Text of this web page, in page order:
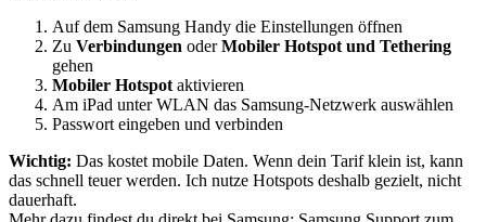
Auf dem Samsung Handy die Einstellungen öffnen
Zu Verbindungen oderMobiler Hotspot und Tethering
gehen
Mobiler Hotspot aktivieren
Am iPad unter WLAN das Samsung-Netzwerk auswählen
Passwort eingeben und verbinden
Wichtig: Das kostet mobile Daten. Wenn dein Tarif klein ist, kann
das schnell teuer werden. Ich nutze Hotspots deshalb gezielt, nicht
dauerhaft.